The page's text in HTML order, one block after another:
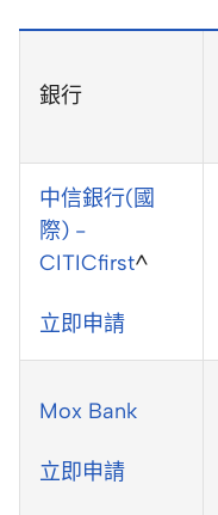
銀行
中信銀行(國
際) -
CITICfirst^
立即申請
Mox Bank
立即申請